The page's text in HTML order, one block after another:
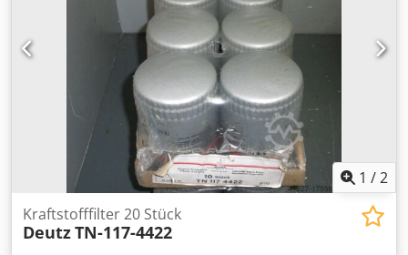
1 /2
Kraftstofffilter 20 Stück
DeutzTN-117-4422